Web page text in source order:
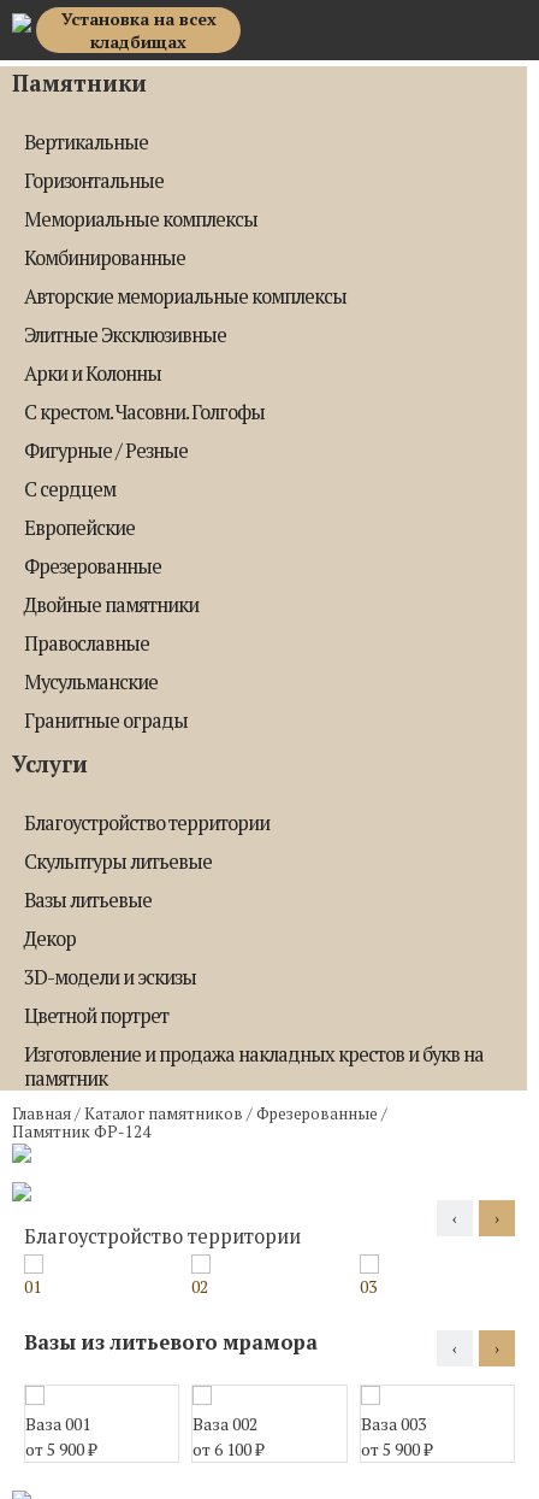
Top Memorial
Установка на всех
кладбищах
Памятники
Вертикальные
Горизонтальные
Мемориальные комплексы
Комбинированные
Авторские мемориальные комплексы
Элитные Эксклюзивные
Арки и Колонны
С крестом. Часовни. Голгофы
Фигурные / Резные
С сердцем
Европейские
Фрезерованные
Двойные памятники
Православные
Мусульманские
Гранитные ограды
Услуги
Благоустройство территории
Скульптуры литьевые
Вазы литьевые
Декор
3D-модели и эскизы
Цветной портрет
Изготовление и продажа накладных крестов и букв на
памятник
Главная/Каталог памятников /Фрезерованные /
Памятник ФР-124
Благоустройство территории
01 02 03
‹ ›
Вазы из литьевого мрамора
Ваза 001
от 5 900₽
Ваза 002
от 6 100₽
Ваза 003
от 5 900₽
‹ ›